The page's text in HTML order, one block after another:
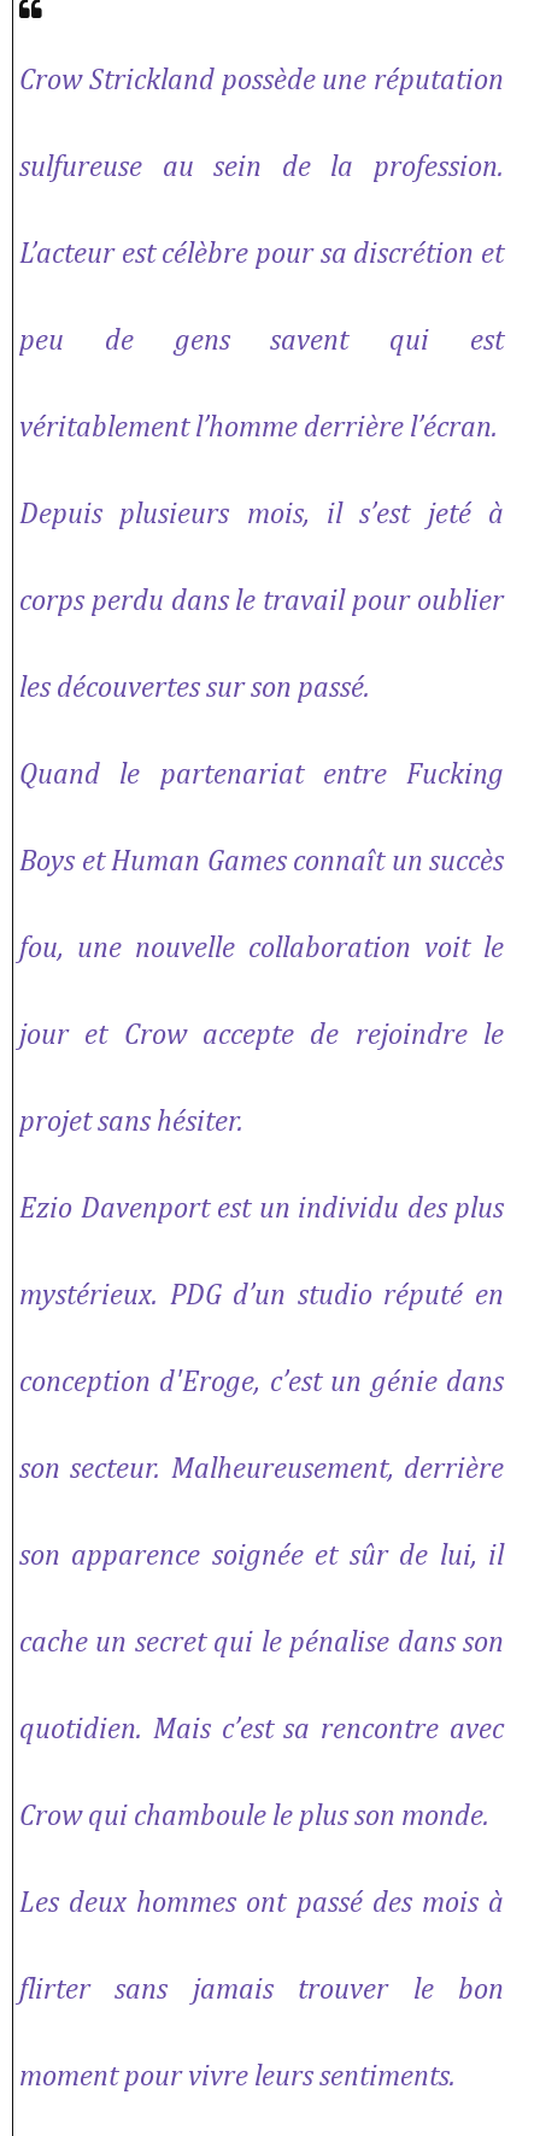
Crow Strickland possède une réputation
sulfureuse au sein de la profession.
L’acteur est célèbre pour sa discrétion et
peu de gens savent qui est
véritablement l’homme derrière l’écran.
Depuis plusieurs mois, il s’est jeté à
corps perdu dans le travail pour oublier
les découvertes sur son passé.
Quand le partenariat entre Fucking
Boys et Human Games connaît un succès
fou, une nouvelle collaboration voit le
jour et Crow accepte de rejoindre le
projet sans hésiter.
Ezio Davenport est un individu des plus
mystérieux. PDG d’un studio réputé en
conception d'Eroge, c’est un génie dans
son secteur. Malheureusement, derrière
son apparence soignée et sûr de lui, il
cache un secret qui le pénalise dans son
quotidien. Mais c’est sa rencontre avec
Crow qui chamboule le plus son monde.
Les deux hommes ont passé des mois à
flirter sans jamais trouver le bon
moment pour vivre leurs sentiments.